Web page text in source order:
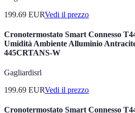
199.69 EURVedi il prezzo
Cronotermostato Smart Connesso
Umidità Ambiente Alluminio
445CRTANS-W
Gagliardisrl
199.69 EURVedi il prezzo
Cronotermostato Smart Connesso